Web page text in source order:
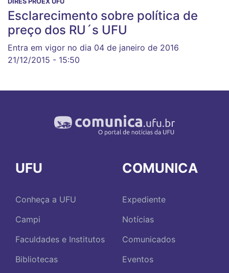
Esclarecimento sobre política de
preço dos RU´s UFU
Entra em vigor no dia 04 de janeiro de 2016
21/12/2015 - 15:50
UFU
Conheça a UFU
Campi
Faculdades e Institutos
Bibliotecas
COMUNICA
Expediente
Notícias
Comunicados
Eventos